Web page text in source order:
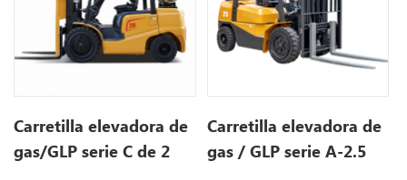
Carretilla elevadora de
gas/GLP serie C de 2
Carretilla elevadora de
gas / GLP serie A-2.5